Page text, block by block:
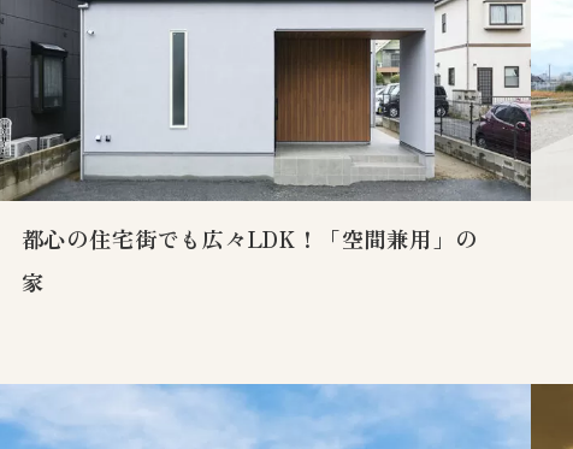
都心の住宅街でも広々LDK！「空間兼用」の
家